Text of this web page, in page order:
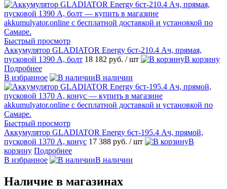
Быстрый просмотр
Аккумулятор GLADIATOR Energy 6ст-210.4 Ач, прямая,
пусковой 1390 А, болт 18 182 руб. / шт
В корзину
Подробнее
В избранное
В наличии
Быстрый просмотр
Аккумулятор GLADIATOR Energy 6ст-195.4 Ач, прямой,
пусковой 1370 А, конус 17 388 руб. / шт
В
корзину Подробнее
В избранное
В наличии
Наличие в магазинах